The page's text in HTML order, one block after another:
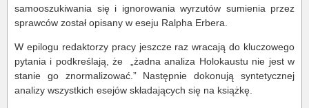
samooszukiwania się i ignorowania wyrzutów sumienia przez
sprawców został opisany w eseju Ralpha Erbera.
W epilogu redaktorzy pracy jeszcze raz wracają do kluczowego
pytania i podkreślają, że „żadna analiza Holokaustu nie jest w
stanie go znormalizować.” Następnie dokonują syntetycznej
analizy wszystkich esejów składających się na książkę.